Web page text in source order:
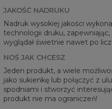
JAKOŚĆ NADRUKU
Nadruk wysokiej jakości
technologii druku,
wyglądał świetnie nawet po
NOŚ JAK CHCESZ
Jeden produkt, a wiele
jako sukienkę lub połączyć z
spodniami i stworzyć
produkt nie ma ograniczeń!